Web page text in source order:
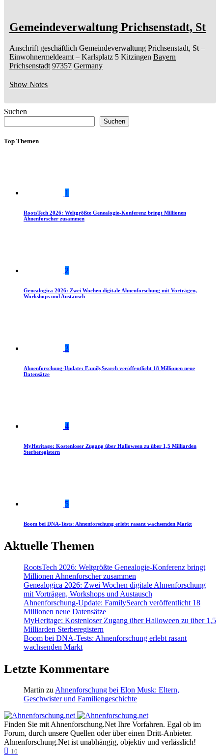
Gemeindeverwaltung Prichsenstadt, St
Anschrift geschäftlich Gemeindeverwaltung Prichsenstadt, St –
Einwohnermeldeamt – Karlsplatz 5 Kitzingen Bayern
Prichsenstadt 97357 Germany
Show Notes
Suchen
Suchen
Top Themen
1
RootsTech 2026: Weltgrößte Genealogie-Konferenz bringt Millionen
Ahnenforscher zusammen
2
Genealogica 2026: Zwei Wochen digitale Ahnenforschung mit Vorträgen,
Workshops und Austausch
3
Ahnenforschung-Update: FamilySearch veröffentlicht 18 Millionen neue
Datensätze
4
MyHeritage: Kostenloser Zugang über Halloween zu über 1,5 Milliarden
Sterberegistern
5
Boom bei DNA-Tests: Ahnenforschung erlebt rasant wachsenden Markt
Aktuelle Themen
RootsTech 2026: Weltgrößte Genealogie-Konferenz bringt
Millionen Ahnenforscher zusammen
Genealogica 2026: Zwei Wochen digitale Ahnenforschung
mit Vorträgen, Workshops und Austausch
Ahnenforschung-Update: FamilySearch veröffentlicht 18
Millionen neue Datensätze
MyHeritage: Kostenloser Zugang über Halloween zu über 1,5
Milliarden Sterberegistern
Boom bei DNA-Tests: Ahnenforschung erlebt rasant
wachsenden Markt
Letzte Kommentare
Martin zu Ahnenforschung bei Elon Musk: Eltern,
Geschwister und Familiengeschichte
Finden Sie mit Ahnenforschung.Net Ihre Vorfahren. Egal ob im
Forum, durch unsere Quellen oder über einen Dritt-Anbieter.
Ahnenforschung.Net ist unabhängig, objektiv und verlässlich!
10